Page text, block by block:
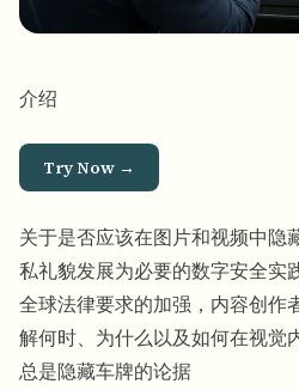
介绍
Try Now →
关于是否应该在图片和视频中隐
私礼貌发展为必要的数字安全实
全球法律要求的加强，内容创作
解何时、为什么以及如何在视觉
总是隐藏车牌的论据